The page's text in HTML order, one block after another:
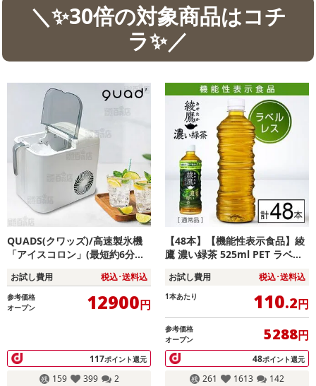
＼✨30倍の対象商品はコチ
ラ✨／
QUADS(クワッズ)/高速製氷機
「アイスコロン」(最短約6分の
ッチパネル簡単操作/自動クリー
ン機能)/QS547WH
お試し費用 税込･送料込
参考価格
オープン
12900円
117ポイント還元
159 399 2
【48本】【機能性表示食品】綾
鷹 濃い緑茶 525ml PET ラベル
お試し費用 税込･送料込
1本あたり 110.2円
参考価格
オープン
5288円
48ポイント還元
261 1613 142